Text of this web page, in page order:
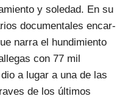
y soledad. En su
documentales encar-
narra el hundimiento
con 77 mil
a lugar a una de las
de los últimos